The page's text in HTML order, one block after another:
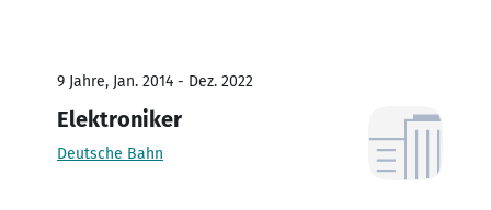
9 Jahre, Jan. 2014 - Dez. 2022
Elektroniker
Deutsche Bahn